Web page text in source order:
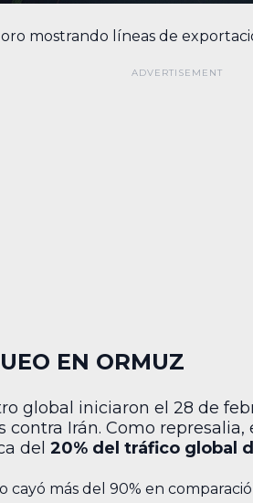
mostrando líneas de
EN ORMUZ
global iniciaron el 28 de
Irán. Como
del 20% del tráfico global
más del 90% en